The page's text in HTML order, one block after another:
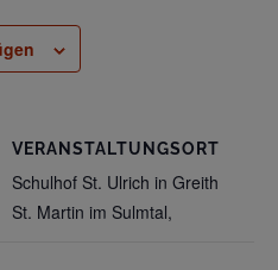
VERANSTALTUNGSORT
Schulhof St. Ulrich in Greith
St. Martin im Sulmtal,